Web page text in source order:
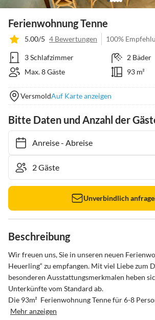
Ferienwohnung Tenne
5.00/5 4 Bewertungen 100%
3 Schlafzimmer
2 Bäder
Max. 8 Gäste
93 m²
VersmoldAuf Karte anzeigen
Bitte Daten und Anzahl der
Anreise- Abreise
Unverbindlich
Beschreibung
Wir freuen uns, Sie in unseren neuen
Heuerling“ zu empfangen. Mit viel Liebe zum
besonderen Ausstattungsmerkmalen heben
Unterkünfte vom Standard ab.
Die 93m²  Ferienwohnung Tenne für 6-8
Mehr anzeigen